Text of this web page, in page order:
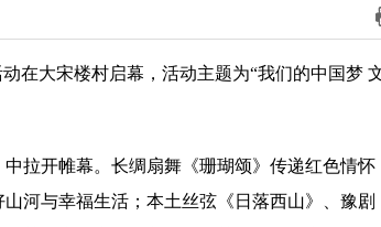
在大宋楼村启幕，活动主题为“我们的中国梦
拉开帷幕。长绸扇舞《珊瑚颂》传递红色情怀
河与幸福生活；本土丝弦《日落西山》、豫剧